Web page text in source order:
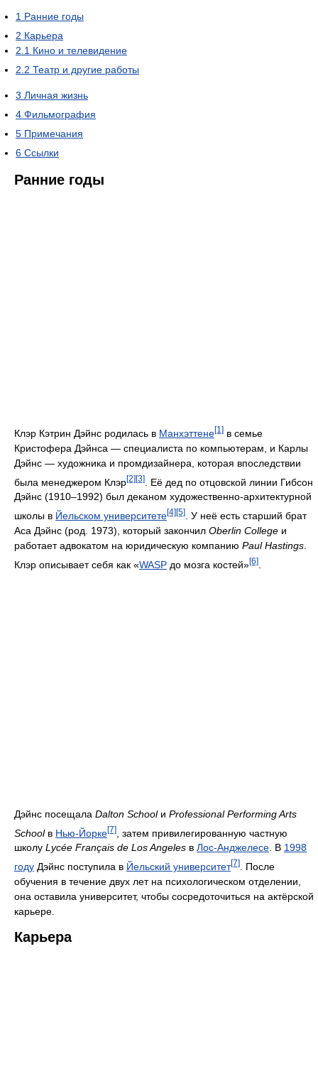
1 Ранние годы
2 Карьера
2.1 Кино и телевидение
2.2 Театр и другие работы
3 Личная жизнь
4 Фильмография
5 Примечания
6 Ссылки
Ранние годы
Клэр Кэтрин Дэйнс родилась в Манхэттене[1] в семье
Кристофера Дэйнса — специалиста по компьютерам, и Карлы
Дэйнс — художника и промдизайнера, которая впоследствии
была менеджером Клэр[2][3]
. Её дед по отцовской линии Гибсон
Дэйнс (1910–1992) был деканом художественно-архитектурной
школы в Йельском университете[4] [5]
. У неё есть старший брат
Аса Дэйнс (род. 1973), который закончил Oberlin College и
работает адвокатом на юридическую компанию Paul Hastings
Клэр описывает себя как «WASP до мозга костей»[6]
Дэйнс посещала Dalton Schoolи Professional Performing Arts
Schoolв Нью-Йорке[7]
, затем привилегированную частную
школу Lycée Français de Los Angeles в Лос-Анджелесе. В 1998
году Дэйнс поступила в Йельский университет[7]
. После
обучения в течение двух лет на психологическом отделении,
она оставила университет, чтобы сосредоточиться на актёрской
карьере.
Карьера